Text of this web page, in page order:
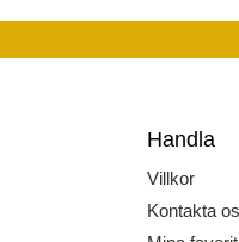
Handla
Villkor
Kontakta